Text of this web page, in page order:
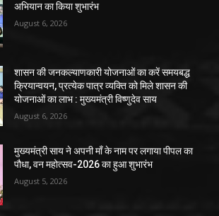
अभियान का किया शुभारंभ
August 6, 2026
शासन की जनकल्याणकारी योजनाओं का करें समयबद्ध
क्रियान्वयन, प्रत्येक पात्र व्यक्ति को मिले शासन की
योजनाओं का लाभ : मुख्यमंत्री विष्णुदेव साय
August 6, 2026
मुख्यमंत्री साय ने अपनी माँ के नाम पर लगाया पीपल का
पौधा, वन महोत्सव-2026 का हुआ शुभारंभ
August 5, 2026